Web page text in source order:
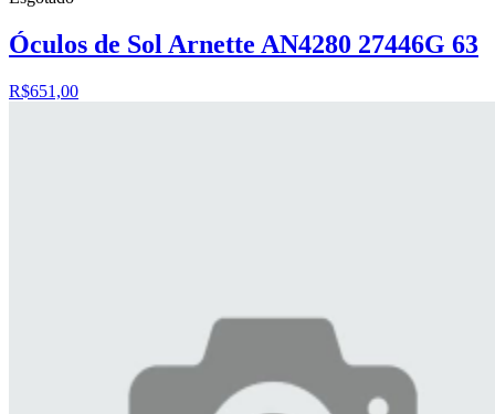
Óculos de Sol Arnette AN4280 27446G 63
R$651,00